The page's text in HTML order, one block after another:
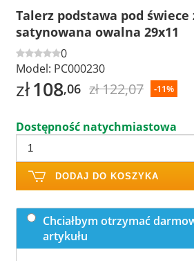
Talerz podstawa pod świece
satynowana owalna 29x11
0
Model: PC000230
zł108,06 zł 122,07 -11%
Dostępność natychmiastowa
DODAJ DO KOSZYKA
Chciałbym otrzymać
artykułu